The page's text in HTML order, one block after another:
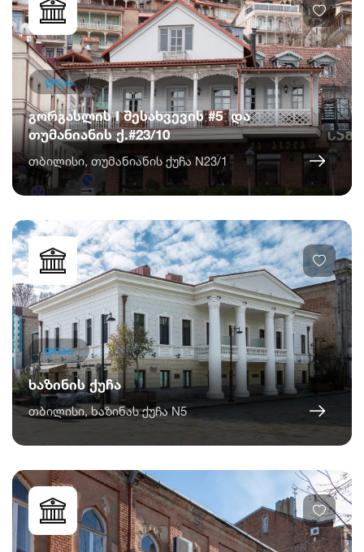
ღიაა
გორგასლის I შესახვევის #5 და
თუმანიანის ქ.#23/10
თბილისი, თუმანიანის ქუჩა N23/1
ღიაა
ხაზინის ქუჩა
თბილისი, ხაზინას ქუჩა N5